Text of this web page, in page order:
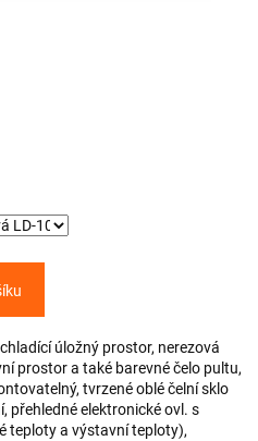
úložný prostor, nerezová
prostor a také barevné čelo pultu,
tvrzené oblé čelní sklo
přehledné elektronické ovl. s
teploty a výstavní teploty),